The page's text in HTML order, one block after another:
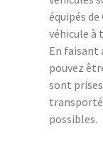
équipés
véhicule à
En faisant
pouvez
sont
possibles.